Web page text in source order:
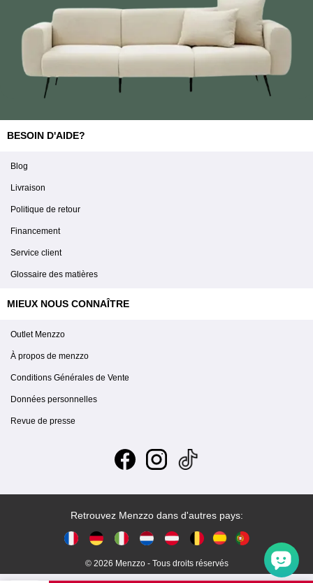
BESOIN D'AIDE?
Blog
Livraison
Politique de retour
Financement
Service client
Glossaire des matières
MIEUX NOUS CONNAÎTRE
Outlet Menzzo
À propos de menzzo
Conditions Générales de Vente
Données personnelles
Revue de presse
Retrouvez Menzzo dans d'autres pays:
© 2026 Menzzo - Tous droits réservés